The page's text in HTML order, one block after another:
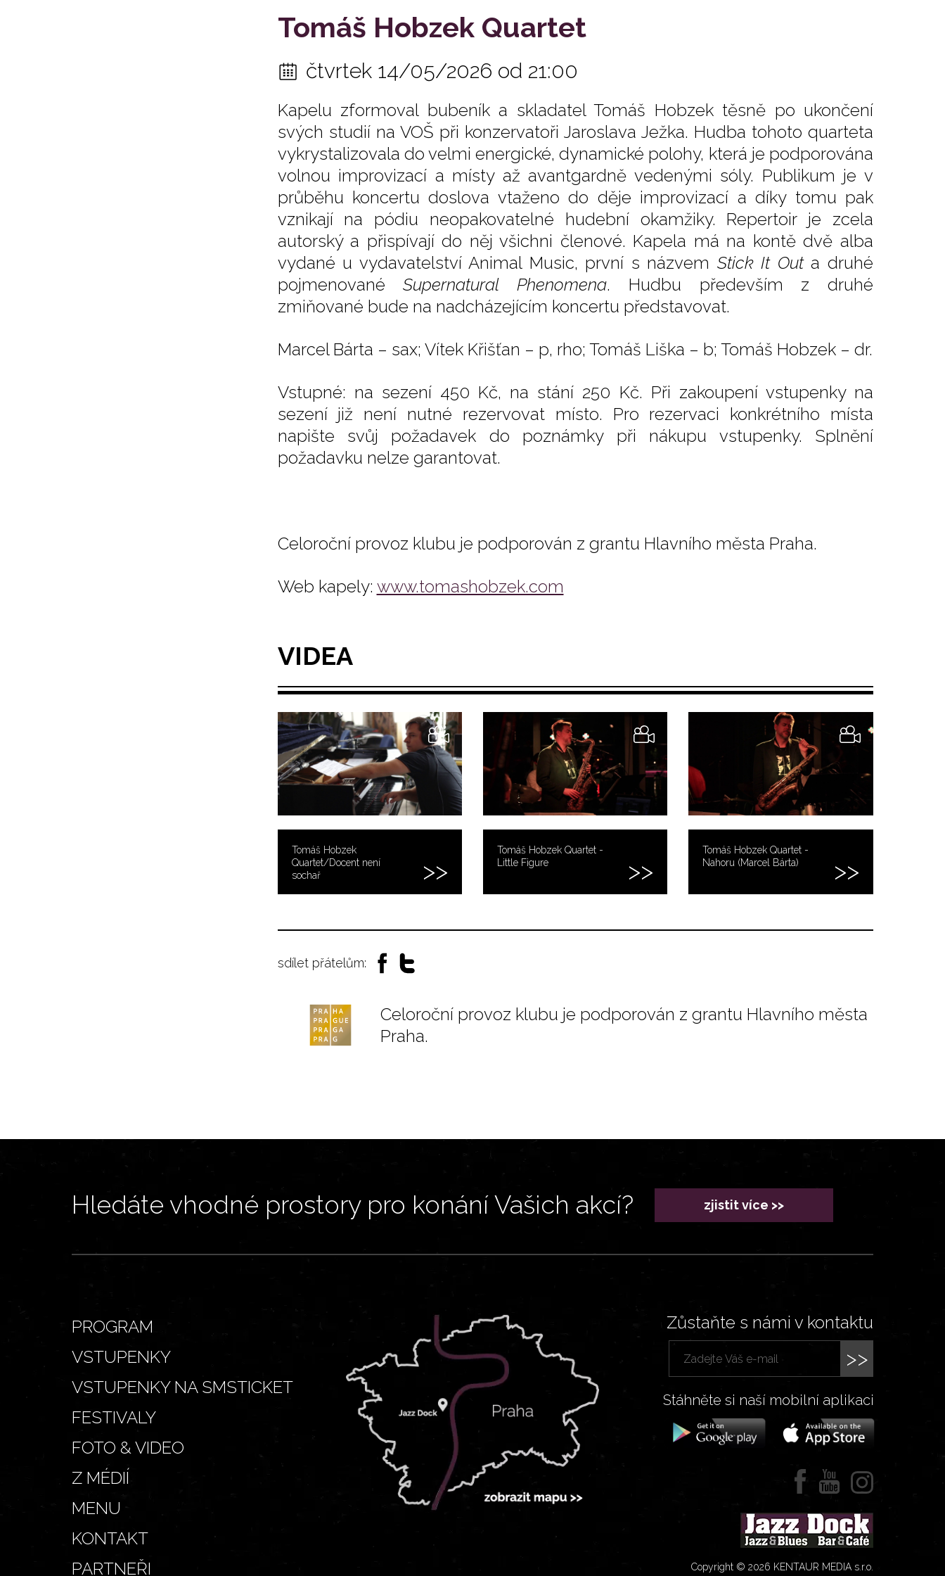
Tomáš Hobzek Quartet
čtvrtek 14/05/2026 od 21:00
Kapelu zformoval bubeník a skladatel Tomáš Hobzek těsně po ukončení
svých studií na VOŠ při konzervatoři Jaroslava Ježka. Hudba tohoto quarteta
vykrystalizovala do velmi energické, dynamické polohy, která je podporována
volnou improvizací a místy až avantgardně vedenými sóly. Publikum je v
průběhu koncertu doslova vtaženo do děje improvizací a díky tomu pak
vznikají na pódiu neopakovatelné hudební okamžiky. Repertoir je zcela
autorský a přispívají do něj všichni členové. Kapela má na kontě dvě alba
vydané u vydavatelství Animal Music, první s názvem Stick It Outa druhé
pojmenovanéSupernatural Phenomena. Hudbu především z druhé
zmiňované bude na nadcházejícím koncertu představovat.
Marcel Bárta – sax; Vítek Křišťan – p, rho; Tomáš Liška – b; Tomáš Hobzek – dr.
Vstupné: na sezení 450 Kč, na stání 250 Kč. Při zakoupení vstupenky na
sezení již není nutné rezervovat místo. Pro rezervaci konkrétního místa
napište svůj požadavek do poznámky při nákupu vstupenky. Splnění
požadavku nelze garantovat.
Celoroční provoz klubu je podporován z grantu Hlavního města Praha.
Web kapely: www.tomashobzek.com
VIDEA
Tomáš Hobzek
Quartet/Docent není
sochař
Tomáš Hobzek Quartet -
Little Figure
Tomáš Hobzek Quartet -
Nahoru (Marcel Bárta)
sdílet přátelům:
Celoroční provoz klubu je podporován z grantu Hlavního města
Praha.
Hledáte vhodné prostory pro konání Vašich akcí? zjistit více >>
PROGRAM
VSTUPENKY
VSTUPENKY NA SMSTICKET
FESTIVALY
FOTO & VIDEO
Z MÉDIÍ
MENU
KONTAKT
PARTNEŘI
Zůstaňte s námi v kontaktu
>>
Stáhněte si naší mobilní aplikaci
Copyright © 2026 KENTAUR MEDIA s.r.o.